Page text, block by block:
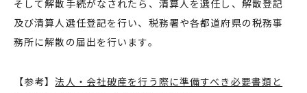
そして解散手続がなされたら、清算人を選任し、解散登記
及び清算人選任登記を行い、税務署や各都道府県の税務事
務所に解散の届出を行います。
【参考】法人・会社破産を行う際に準備すべき必要書類と